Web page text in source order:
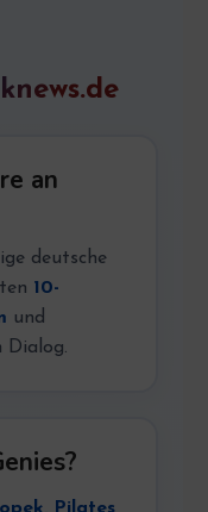
an
deutsche
10-
und
Dialog.